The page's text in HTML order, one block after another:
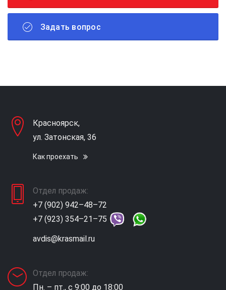
Задать вопрос
Красноярск,
ул. Затонская, 36
Как проехать
Отдел продаж:
+7 (902) 942–48–72
+7 (923) 354–21–75
avdis@krasmail.ru
Отдел продаж:
Пн. – пт., с 9:00 до 18:00